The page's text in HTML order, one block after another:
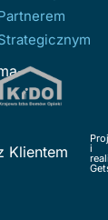
Klientem
i